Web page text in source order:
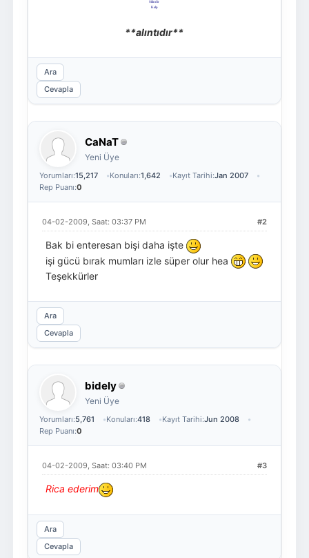
Silindir
Kalp
**alıntıdır**
Ara
Cevapla
CaNaT
Yeni Üye
Yorumları:15,217 Konuları:1,642 Kayıt Tarihi:Jan 2007
Rep Puanı:0
#2
04-02-2009, Saat: 03:37 PM
Bak bi enteresan bişi daha işte
işi gücü bırak mumları izle süper olur hea
Teşekkürler
Ara
Cevapla
bidely
Yeni Üye
Yorumları:5,761 Konuları:418 Kayıt Tarihi:Jun 2008
Rep Puanı:0
#3
04-02-2009, Saat: 03:40 PM
Rica ederim
Ara
Cevapla